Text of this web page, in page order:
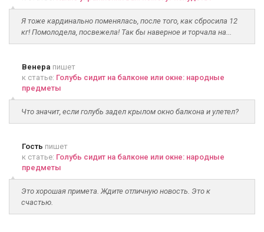
Я тоже кардинально поменялась, после того, как сбросила 12
кг! Помолодела, посвежела! Так бы наверное и торчала на...
Венера пишет
к статье: Голубь сидит на балконе или окне: народные
предметы
Что значит, если голубь задел крылом окно балкона и улетел?
Гость пишет
к статье: Голубь сидит на балконе или окне: народные
предметы
Это хорошая примета. Ждите отличную новость. Это к
счастью.